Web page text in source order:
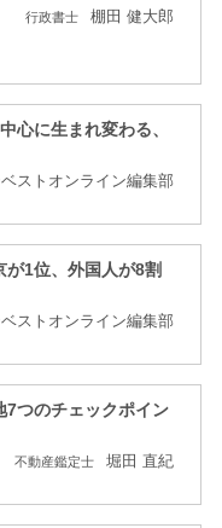
行政書士 棚田 健大郎
心に生まれ変わる、
ストオンライン編集部
1位、外国人が8割
ストオンライン編集部
7つのチェックポイン
不動産鑑定士 堀田 直紀